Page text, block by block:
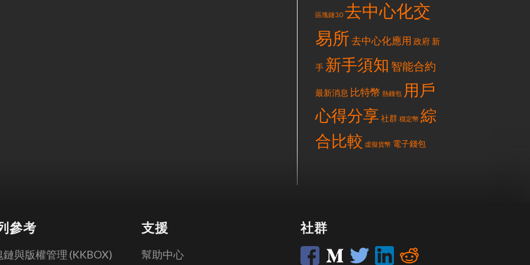
區塊鏈3.0 去中心化交
易所 去中心化應用 政府 新
手 新手須知 智能合約
最新消息 比特幣 熱錢包 用戶
心得分享 社群 穩定幣 綜
合比較 虛擬貨幣 電子錢包
參考
鏈與版權管理 (KKBOX)
支援
幫助中心
社群